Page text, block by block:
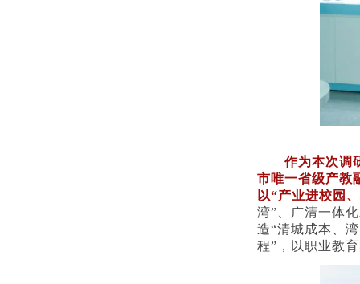
作为本次调
市唯一省级产教
以“产业进校园
湾”、广清一体
造“清城成本、
程”，以职业教